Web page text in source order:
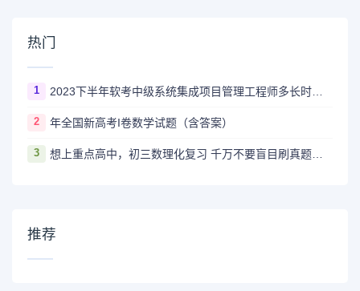
热门
1 2023下半年软考中级系统集成项目管理工程师多长时间出成绩
2 年全国新高考I卷数学试题（含答案）
3 想上重点高中，初三数理化复习 千万不要盲目刷真题卷和模拟卷！
推荐